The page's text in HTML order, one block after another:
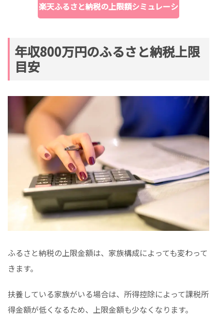
楽天ふるさと納税の上限額シミュレーシ
年収800万円のふるさと納税上限
目安
ふるさと納税の上限金額は、家族構成によっても変わって
きます。
扶養している家族がいる場合は、所得控除によって課税所
得金額が低くなるため、上限金額も少なくなります。